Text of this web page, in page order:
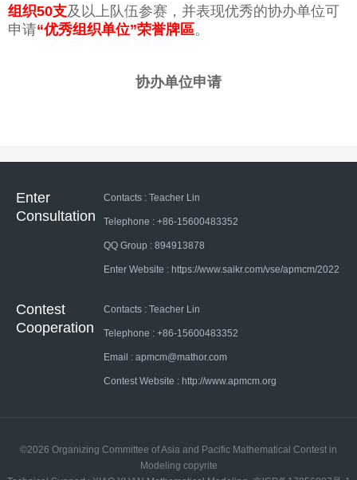
组织50支及以上队伍参赛，并表现优秀的协办单位可
申请“优秀组织单位”荣誉牌區。
协办单位申请
Enter
Consultation
Contacts : Teacher Lin
Telephone : +86-15600483352
QQ Group : 894913878
Enter Website : https://www.saikr.com/vse/apmcm/2022
Contest
Cooperation
Contacts : Teacher Lin
Telephone : +86-15600483352
Email : apmcm@mathor.com
Contest Website : http://www.apmcm.org
©2026 Organizing Committee of Asia and Pacific Mathematical Contest in
Modeling copyrite